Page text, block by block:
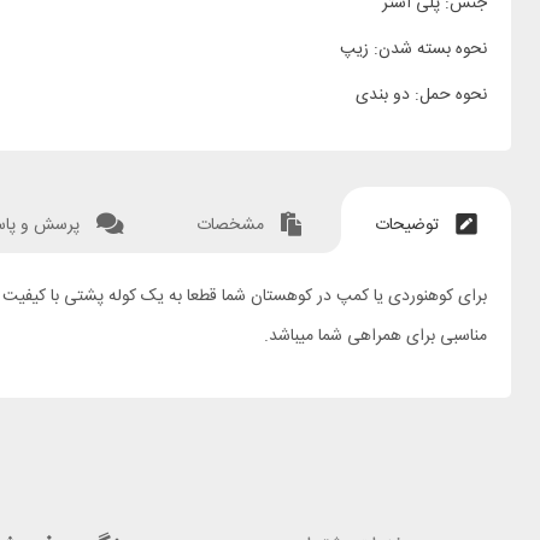
نحوه بسته شدن: زیپ
نحوه حمل: دو بندی
توضیحات مشخصات پرسش و
مناسبی برای همراهی شما میباشد.